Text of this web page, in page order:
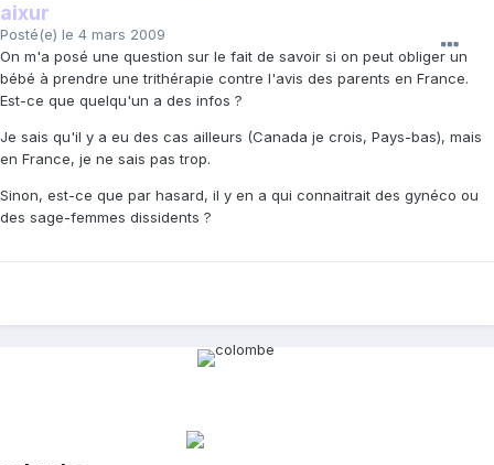
aixur
Posté(e) le 4 mars 2009
On m'a posé une question sur le fait de savoir si on peut obliger un
bébé à prendre une trithérapie contre l'avis des parents en France.
Est-ce que quelqu'un a des infos ?
Je sais qu'il y a eu des cas ailleurs (Canada je crois, Pays-bas), mais
en France, je ne sais pas trop.
Sinon, est-ce que par hasard, il y en a qui connaitrait des gynéco ou
des sage-femmes dissidents ?